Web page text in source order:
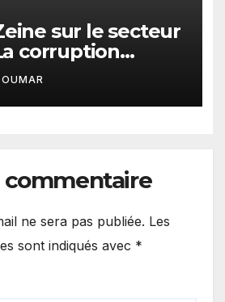
sur le secteur
corruption
en Mauritanie »
OUMAR
commentaire
ne sera pas publiée. Les
sont indiqués avec *